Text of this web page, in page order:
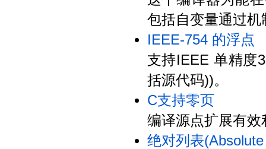
包括自变量通过机
IEEE-754 的浮点
支持IEEE 单精度
括源代码))。
C支持零页
编译源点扩展有效
绝对列表